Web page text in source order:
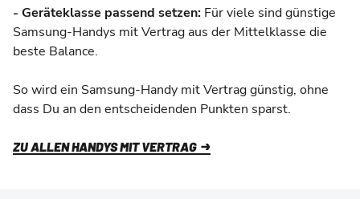
- Geräteklasse passend setzen: Für viele sind günstige
Samsung-Handys mit Vertrag aus der Mittelklasse die
beste Balance.
So wird ein Samsung-Handy mit Vertrag günstig, ohne
dass Du an den entscheidenden Punkten sparst.
ZU ALLEN HANDYS MIT VERTRAG